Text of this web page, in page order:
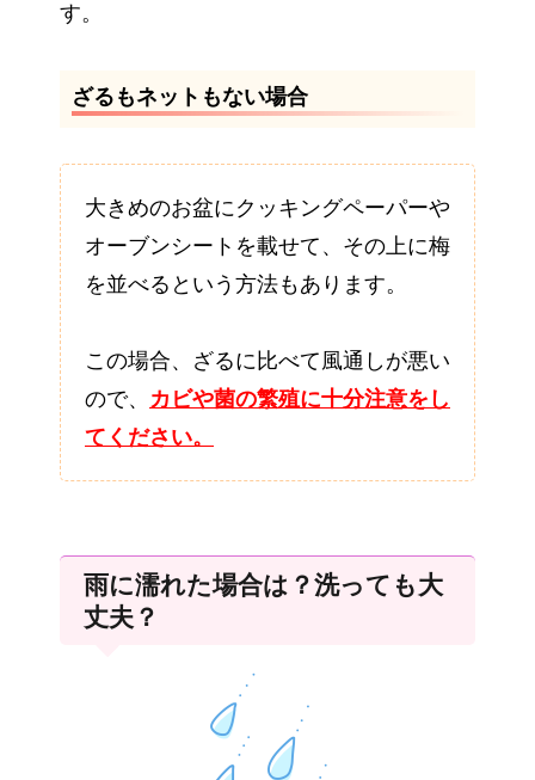
す。
ざるもネットもない場合
大きめのお盆にクッキングペーパーや
オーブンシートを載せて、その上に梅
を並べるという方法もあります。
この場合、ざるに比べて風通しが悪い
ので、 カビや菌の繁殖に十分注意をし
てください。
雨に濡れた場合は？洗っても大
丈夫？